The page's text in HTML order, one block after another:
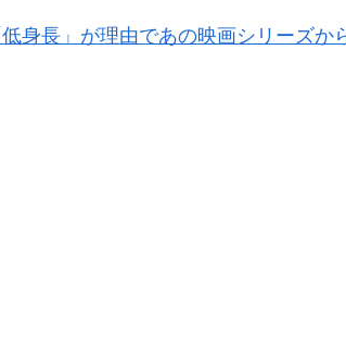
身長」が理由であの映画シリーズか